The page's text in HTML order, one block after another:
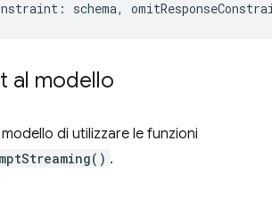
: schema,
al modello
di utilizzare le funzioni
.